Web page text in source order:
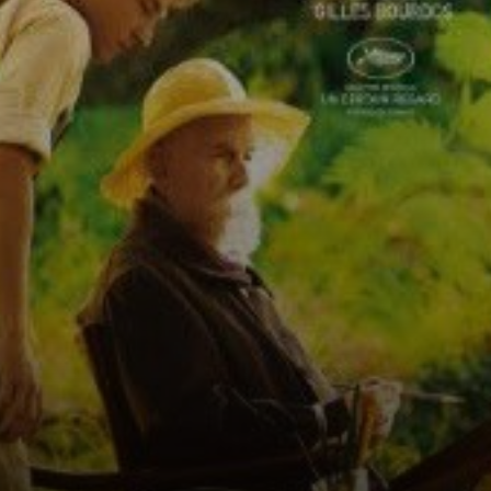
Renoir il Film
esplora il valore
dell'arte
attraverso i
personaggi,
mostrando come
Andrée diventa
l'ispirazione per